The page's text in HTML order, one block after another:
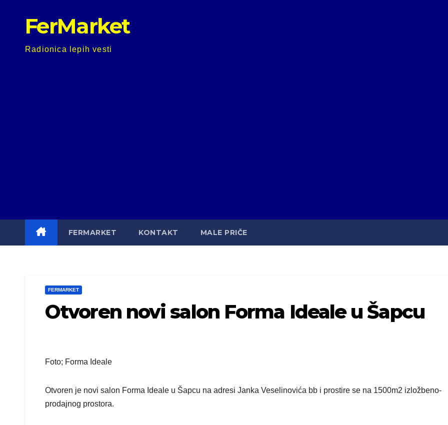
FerMarket
Radionica lepih vesti
FERMARKET KONTAKT MALE PRIČE
FERMARKET
Otvoren novi salon Forma Ideale u Šapcu
Foto; Forma Ideale
Otvoren je novi salon Forma Ideale u Šapcu na adresi Janka Veselinovića bb i prostire se na 1500m2 izložbeno-
prodajnog prostora.